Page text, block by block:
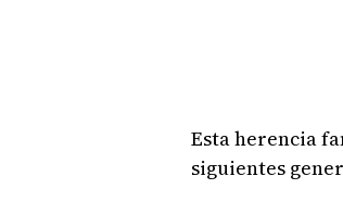
Esta herencia
siguientes